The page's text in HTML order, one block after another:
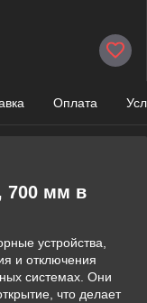
Оплата
700 мм в
устройства,
и отключения
системах. Они
что делает